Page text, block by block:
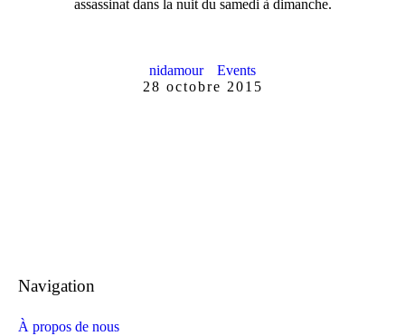
assassinat dans la nuit du samedi à dimanche.
nidamour
Events
28 octobre 2015
Navigation
À propos de nous